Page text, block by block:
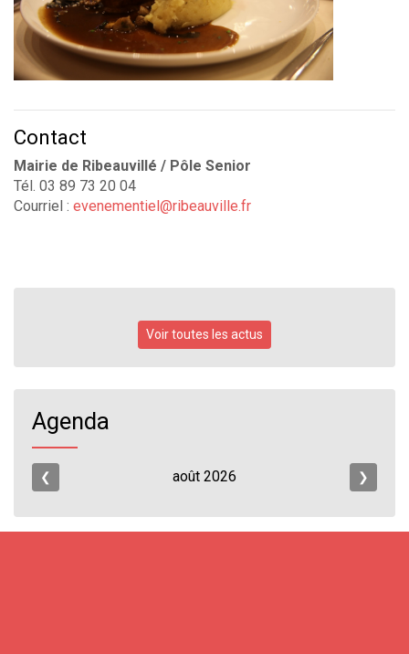
Contact
Mairie de Ribeauvillé / Pôle Senior
Tél. 03 89 73 20 04
Courriel : evenementiel@ribeauville.fr
Voir toutes les actus
Agenda
❮ août 2026 ❯